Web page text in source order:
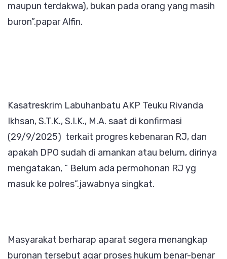
maupun terdakwa), bukan pada orang yang masih
buron”.papar Alfin.
Kasatreskrim Labuhanbatu AKP Teuku Rivanda
Ikhsan, S.T.K., S.I.K., M.A. saat di konfirmasi
(29/9/2025) terkait progres kebenaran RJ, dan
apakah DPO sudah di amankan atau belum, dirinya
mengatakan, ” Belum ada permohonan RJ yg
masuk ke polres”.jawabnya singkat.
Masyarakat berharap aparat segera menangkap
buronan tersebut agar proses hukum benar-benar